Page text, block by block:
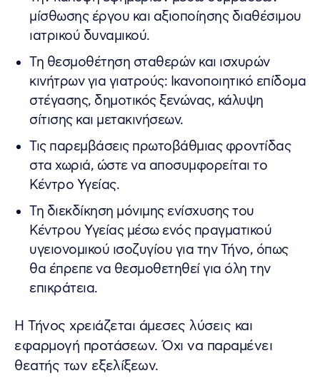
μίσθωσης έργου και αξιοποίησης διαθέσιμου
ιατρικού δυναμικού.
Τη θεσμοθέτηση σταθερών και ισχυρών
κινήτρων για γιατρούς: Ικανοποιητικό επίδομα
στέγασης, δημοτικός ξενώνας, κάλυψη
σίτισης και μετακινήσεων.
Τις παρεμβάσεις πρωτοβάθμιας φροντίδας
στα χωριά, ώστε να αποσυμφορείται το
Κέντρο Υγείας.
Τη διεκδίκηση μόνιμης ενίσχυσης του
Κέντρου Υγείας μέσω ενός πραγματικού
υγειονομικού ισοζυγίου για την Τήνο, όπως
θα έπρεπε να θεσμοθετηθεί για όλη την
επικράτεια.
Η Τήνος χρειάζεται άμεσες λύσεις και
εφαρμογή προτάσεων. Όχι να παραμένει
θεατής των εξελίξεων.